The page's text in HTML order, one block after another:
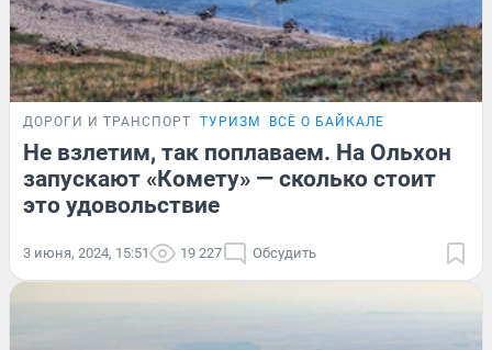
ДОРОГИ И ТРАНСПОРТ ТУРИЗМ ВСЁ О БАЙКАЛЕ
Не взлетим, так поплаваем. На Ольхон
запускают «Комету» — сколько стоит
это удовольствие
3 июня, 2024, 15:51 19 227 Обсудить